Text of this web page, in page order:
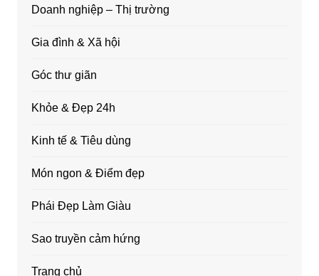
Doanh nghiệp – Thị trường
Gia đình & Xã hội
Góc thư giãn
Khỏe & Đẹp 24h
Kinh tế & Tiêu dùng
Món ngon & Điểm đẹp
Phái Đẹp Làm Giàu
Sao truyền cảm hứng
Trang chủ